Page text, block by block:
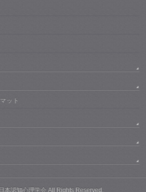
ット
日本認知心理学会All Rights Reserved.